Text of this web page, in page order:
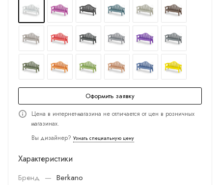
Оформить заявку
Цена в интернет-магазина не отличается от цен в розничных
магазинах.
Вы дизайнер? Узнать специальную цену
Характеристики
Бренд — Berkano